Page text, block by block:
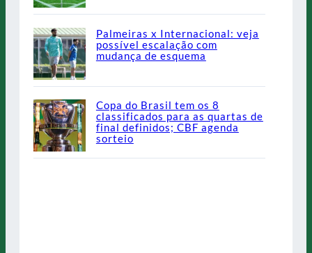
Palmeiras x Internacional: veja
possível escalação com
mudança de esquema
Copa do Brasil tem os 8
classificados para as quartas de
final definidos; CBF agenda
sorteio